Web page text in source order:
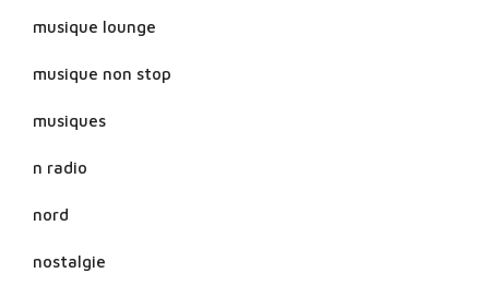
musique lounge
musique non stop
musiques
n radio
nord
nostalgie